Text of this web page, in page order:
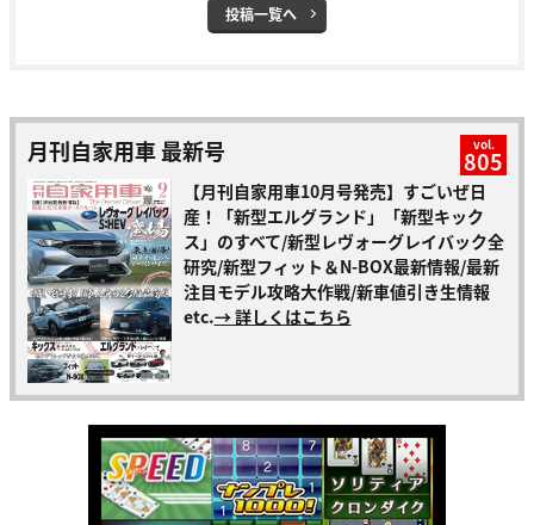
投稿一覧へ
月刊自家用車 最新号 vol.
805
【月刊自家用車10月号発売】すごいぜ日
産！「新型エルグランド」「新型キック
ス」のすべて/新型レヴォーグレイバック全
研究/新型フィット＆N-BOX最新情報/最新
注目モデル攻略大作戦/新車値引き生情報
etc.→ 詳しくはこちら